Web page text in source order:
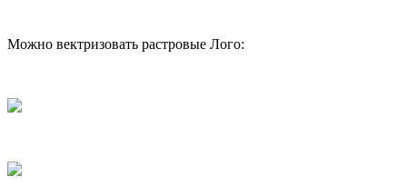
Можно вектризовать растровые Лого: